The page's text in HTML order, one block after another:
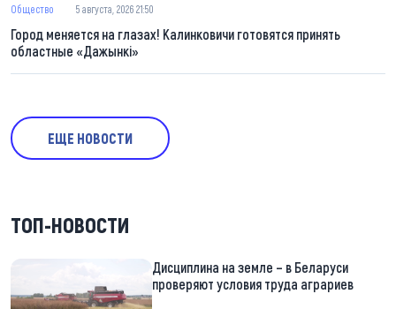
Общество 5 августа, 2026 21:50
Город меняется на глазах! Калинковичи готовятся принять
областные «Дажынкі»
ЕЩЕ НОВОСТИ
ТОП-НОВОСТИ
Дисциплина на земле – в Беларуси
проверяют условия труда аграриев